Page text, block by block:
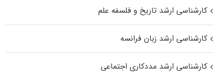
کارشناسی ارشد تاریخ و فلسفه علم
کارشناسی ارشد زبان فرانسه
کارشناسی ارشد مددکاری اجتماعی